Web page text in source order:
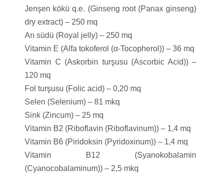
Jenşen kökü q.e. (Ginseng root (Panax ginseng)
dry extract) – 250 mq
Arı südü (Royal jelly) – 250 mq
Vitamin E (Alfa tokoferol (α-Tocopherol)) – 36 mq
Vitamin C (Askorbin turşusu (Ascorbic Acid)) –
120 mq
Fol turşusu (Folic acid) – 0,20 mq
Selen (Selenium) – 81 mkq
Sink (Zincum) – 25 mq
Vitamin B2 (Riboflavin (Riboflavinum)) – 1,4 mq
Vitamin B6 (Piridoksin (Pyridoxinum)) – 1,4 mq
Vitamin B12 (Syanokobalamin
(Cyanocobalaminum)) – 2,5 mkq